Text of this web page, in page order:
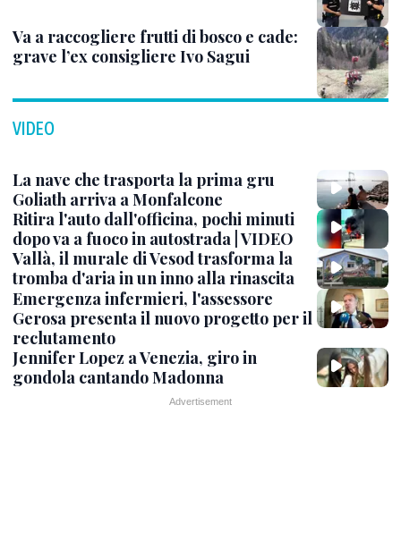
Va a raccogliere frutti di bosco e cade:
grave l’ex consigliere Ivo Sagui
VIDEO
La nave che trasporta la prima gru
Goliath arriva a Monfalcone
Ritira l'auto dall'officina, pochi minuti
dopo va a fuoco in autostrada | VIDEO
Vallà, il murale di Vesod trasforma la
tromba d'aria in un inno alla rinascita
Emergenza infermieri, l'assessore
Gerosa presenta il nuovo progetto per il
reclutamento
Jennifer Lopez a Venezia, giro in
gondola cantando Madonna